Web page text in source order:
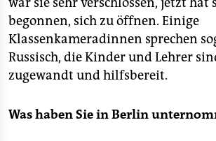
begonnen, sich zu öffnen. Einige
Klassenkameradinnen sprechen
Russisch, die Kinder und Lehrer
zugewandt und hilfsbereit.
Was haben Sie in Berlin